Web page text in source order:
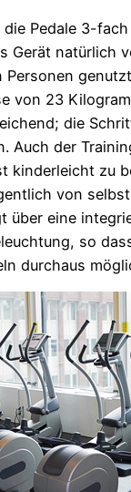
Pedale 3-
Gerät natürlich
Personen
von 23
die
Auch der
kinderleicht zu
von
über eine
so
durchaus